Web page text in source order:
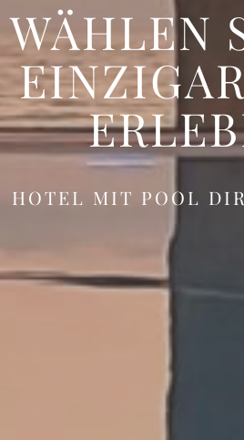
WÄHLEN
HOTEL MIT POOL